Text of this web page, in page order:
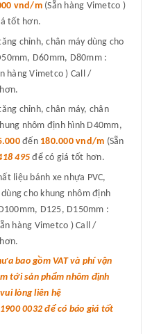
vnd/m(Sẵn hàng Vimetco )
tốt hơn.
chỉnh, chân máy dùng cho
D60mm, D80mm :
hàng Vimetco ) Call /
chỉnh, chân máy, chân
nhôm định hình D40mm,
đến 180.000 vnd/m (Sẵn
495 để có giá tốt hơn.
liệu bánh xe nhựa PVC,
cho khung nhôm định
D125, D150mm :
hàng Vimetco ) Call /
bao gồm VAT và phí vận
tới sản phẩm nhôm định
lòng liên hệ
0032 để có báo giá tốt